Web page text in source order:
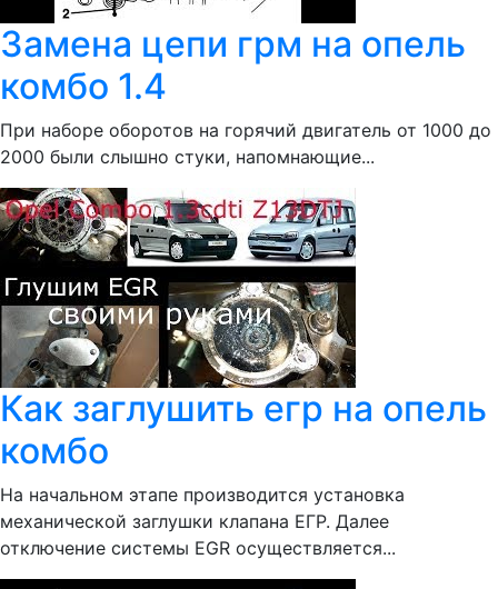
Замена цепи грм на опель
комбо 1.4
При наборе оборотов на горячий двигатель от 1000 до
2000 были слышно стуки, напомнающие...
Как заглушить егр на опель
комбо
На начальном этапе производится установка
механической заглушки клапана ЕГР. Далее
отключение системы EGR осуществляется...